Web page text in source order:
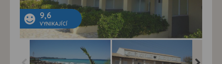
9,6
VYNIKAJÍCÍ